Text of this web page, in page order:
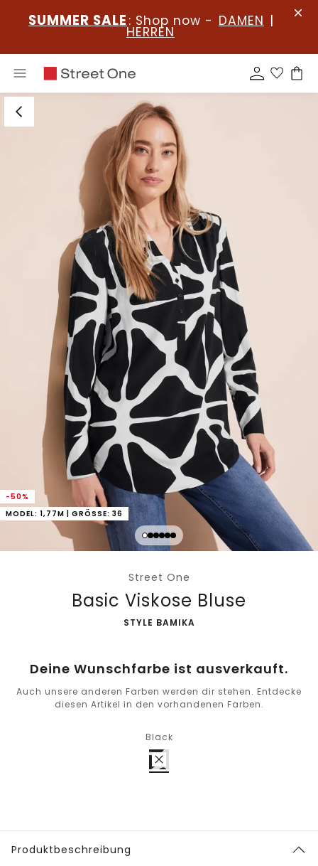
SUMMER SALE : Shop now - DAMEN |
HERREN
-50%
MODEL: 1,77M | GRÖSSE: 36
Street One
Basic Viskose Bluse
-
STYLE BAMIKA
Deine Wunschfarbe ist ausverkauft.
Auch unsere anderen Farben werden dir stehen. Entdecke
diesen Artikel in den vorhandenen Farben.
Black
Produktbeschreibung